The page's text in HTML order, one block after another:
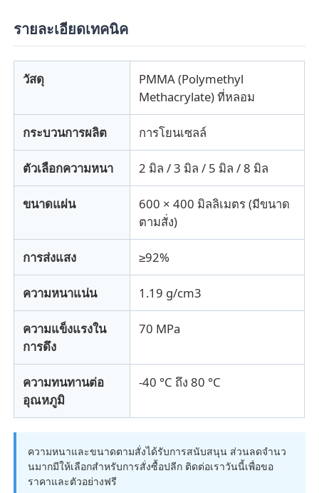
ตัดแผ่นอะคริลิค
รายละเอียดเทคนิค
วัสดุ
PMMA (Polymethyl
Methacrylate) ที่หลอม
กระบวนการผลิต การโยนเซลล์
ตัวเลือกความหนา 2 มิล / 3 มิล / 5 มิล / 8 มิล
ขนาดแผ่น
600 × 400 มิลลิเมตร (มีขนาด
ตามสั่ง)
การส่งแสง ≥92%
ความหนาแน่น 1.19 g/cm3
ความแข็งแรงใน
การดึง
70 MPa
ความทนทานต่อ
อุณหภูมิ
-40 °C ถึง 80 °C
ความหนาและขนาดตามสั่งได้รับการสนับสนุน ส่วนลดจํานว
นมากมีให้เลือกสําหรับการสั่งซื้อปลีก ติดต่อเราวันนี้เพื่อขอ
ราคาและตัวอย่างฟรี